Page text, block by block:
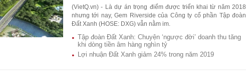
(VietQ.vn) - Là dự án trọng điểm được triển khai từ năm 2018
nhưng tới nay, Gem Riverside của Công ty cổ phần Tập đoàn
Đất Xanh (HOSE: DXG) vẫn nằm im.
Tập đoàn Đất Xanh: Chuyện ‘ngược đời’ doanh thu tăng
khi dòng tiền âm hàng nghìn tỷ
Lợi nhuận Đất Xanh giảm 24% trong năm 2019